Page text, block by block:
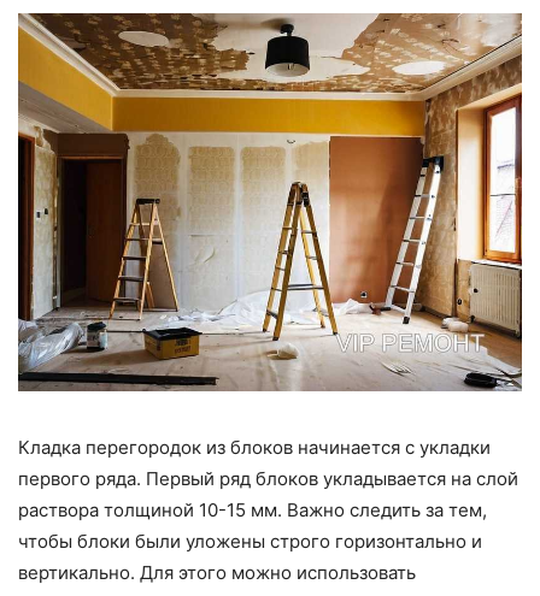
Кладка перегородок из блоков начинается с укладки
первого ряда. Первый ряд блоков укладывается на слой
раствора толщиной 10-15 мм. Важно следить за тем,
чтобы блоки были уложены строго горизонтально и
вертикально. Для этого можно использовать